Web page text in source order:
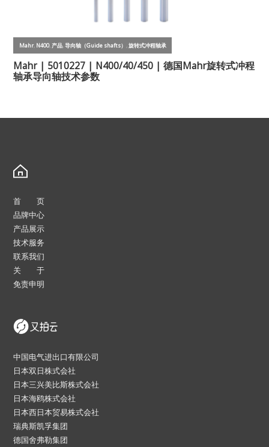
首 页
品牌中心
产品展示
技术服务
联系我们
关 于
免责申明
中国电气进出口有限公司
日本双日株式会社
日本三兴美比斯株式会社
日本海鸥株式会社
日本西日本贸易株式会社
瑞典斯凯孚集团
德国舍弗勒集团